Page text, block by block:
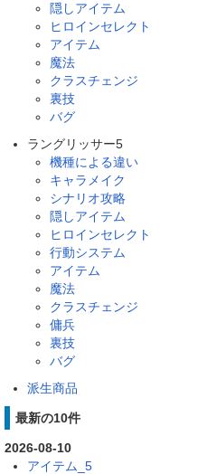
隠しアイテム
ヒロインセレクト
アイテム
魔法
クラスチェンジ
裏技
バグ
ラングリッサー5
機種による違い
キャラメイク
シナリオ攻略
隠しアイテム
ヒロインセレクト
行動システム
アイテム
魔法
クラスチェンジ
傭兵
裏技
バグ
派生商品
最新の10件
2026-08-10
アイテム_5